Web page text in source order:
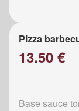
Pizza
13.50 €
Base sauce